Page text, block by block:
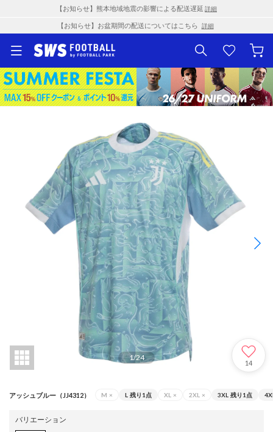
【お知らせ】熊本地域地震の影響による配送遅延 詳細
【お知らせ】お盆期間の配送についてはこちら 詳細
1/24
14
アッシュブルー（JJ4312） M × L 残り1点 XL × 2XL × 3XL 残り1点
バリエーション